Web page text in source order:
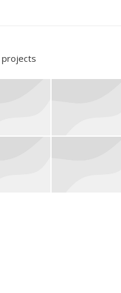
projects